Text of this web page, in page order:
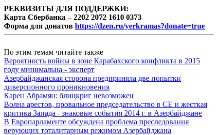
РЕКВИЗИТЫ ДЛЯ ПОДДЕРЖКИ:
Карта Сбербанка – 2202 2072 1610 0373
Форма для донатов https://dzen.ru/yerkramas?donate=true
По этим темам читайте также
Вероятность войны в зоне Карабахского конфликта в 2015
году минимальна - эксперт
Азербайджанская сторона предприняла две попытки
диверсионного проникновения
Карен Абрамян: блицкриг невозможен
Волна арестов, провальное председательство в СЕ и жесткая
критика Запада - знаковые события 2014 г. в Азербайджане
В Европарламенте обсуждена проблема преследования
верующих тоталитарным режимом Азербайджана